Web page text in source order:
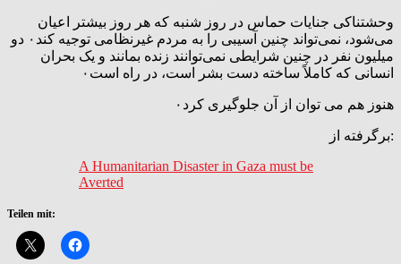
وحشتناکی جنایات حماس در روز شنبه که هر روز بیشتر اعیان
می‌شود، نمی‌تواند چنین آسیبی را به مردم غیرنظامی توجیه کند۰ دو
میلیون نفر در چنین شرایطی نمی‌توانند زنده بمانند و یک بحران
انسانی که کاملاً ساخته دست بشر است، در راه است۰
هنوز هم می توان از آن جلوگیری کرد۰
برگرفته از:
A Humanitarian Disaster in Gaza must be
Averted
Teilen mit: